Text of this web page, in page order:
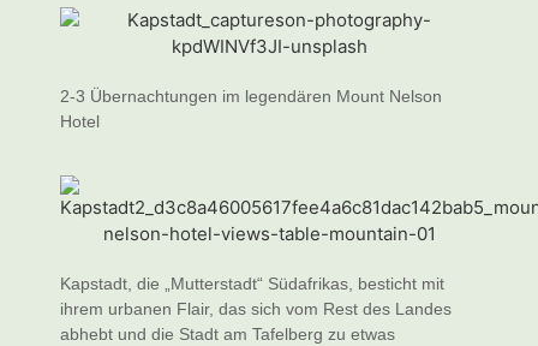
2-3 Übernachtungen im legendären Mount Nelson
Hotel
Kapstadt, die „Mutterstadt“ Südafrikas, besticht mit
ihrem urbanen Flair, das sich vom Rest des Landes
abhebt und die Stadt am Tafelberg zu etwas